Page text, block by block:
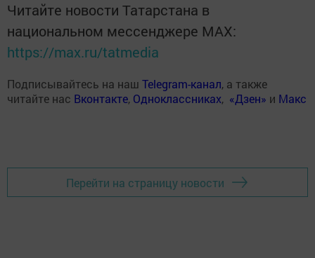
Читайте новости Татарстана в
национальном мессенджере MАХ:
https://max.ru/tatmedia
Подписывайтесь на наш Telegram-канал, а также
читайте нас Вконтакте, Одноклассниках, «Дзен» и Макс
Перейти на страницу новости